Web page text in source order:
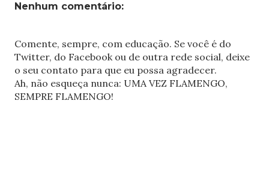
Nenhum comentário:
Comente, sempre, com educação. Se você é do
Twitter, do Facebook ou de outra rede social, deixe
o seu contato para que eu possa agradecer.
Ah, não esqueça nunca: UMA VEZ FLAMENGO,
SEMPRE FLAMENGO!